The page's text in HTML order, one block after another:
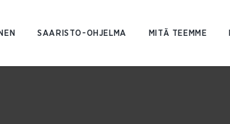
SAARISTO-OHJELMA MITÄ TEEMME